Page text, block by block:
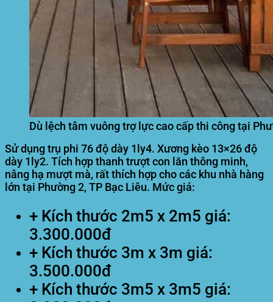
Dù lệch tâm vuông trợ lực cao cấp thi công tại
Sử dụng trụ phi 76 độ dày 1ly4. Xương kèo 13×26 độ
dày 1ly2. Tích hợp thanh trượt con lăn thông minh,
nâng hạ mượt mà, rất thích hợp cho các khu nhà hàng
lớn tại Phường 2, TP Bạc Liêu. Mức giá:
+ Kích thước 2m5 x 2m5 giá:
3.300.000đ
+ Kích thước 3m x 3m giá:
3.500.000đ
+ Kích thước 3m5 x 3m5 giá: